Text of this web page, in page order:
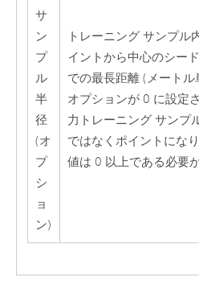
サ
ン
プ
ル
半
径
(オ
プ
シ
ョ
ン)
トレーニング サンプル
イントから中心のシー
での最長距離 (メートル
オプションが 0 に設定
力トレーニング サンプ
ではなくポイントにな
値は 0 以上である必要